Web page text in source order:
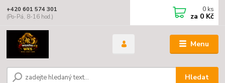
Menu
Hledat
+420 601 574 301
(Po-Pá, 8-16 hod.)
0 ks
za 0 Kč